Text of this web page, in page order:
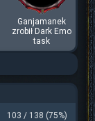
Ganjamanek
zrobił Dark Emo
task
103 / 138 (75%)